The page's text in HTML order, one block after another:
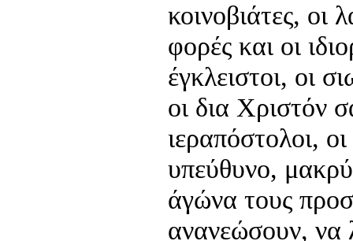
κοινοβιάτες, οι
φορές και οι
έγκλειστοι, οι
οι δια Χριστόν
ιεραπόστολοι,
υπεύθυνο,
άγώνα τους
ανανεώσουν, να